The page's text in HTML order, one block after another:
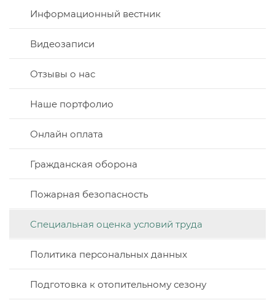
Информационный вестник
Видеозаписи
Отзывы о нас
Наше портфолио
Онлайн оплата
Гражданская оборона
Пожарная безопасность
Специальная оценка условий труда
Политика персональных данных
Подготовка к отопительному сезону